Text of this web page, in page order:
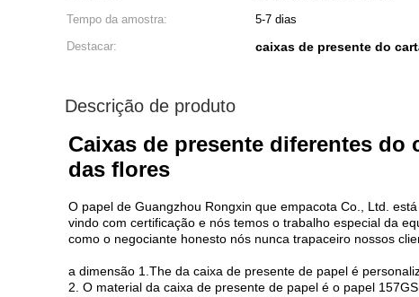
Tempo da amostra:
5-7 dias
Destacar:
caixas de presente do
Descrição de produto
Caixas de presente diferentes do
das flores
O papel de Guangzhou Rongxin que empacota Co., Ltd.
vindo com certificação e nós temos o trabalho especial da
como o negociante honesto nós nunca trapaceiro nossos
a dimensão 1.The da caixa de presente de papel é
2. O material da caixa de presente de papel é o papel